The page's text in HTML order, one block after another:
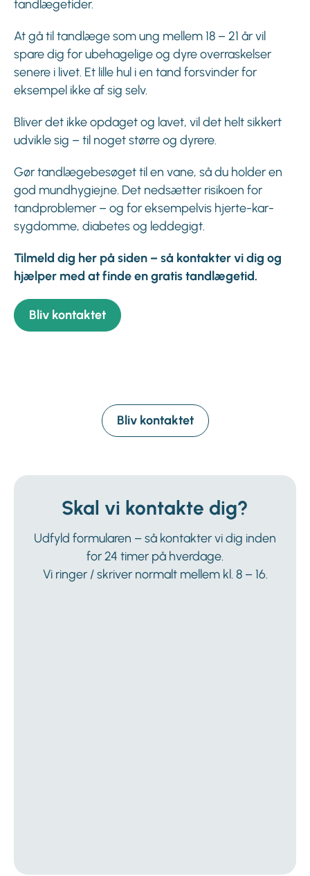
tandlægetider.
At gå til tandlæge som ung mellem 18 – 21 år vil
spare dig for ubehagelige og dyre overraskelser
senere i livet. Et lille hul i en tand forsvinder for
eksempel ikke af sig selv.
Bliver det ikke opdaget og lavet, vil det helt sikkert
udvikle sig – til noget større og dyrere.
Gør tandlægebesøget til en vane, så du holder en
god mundhygiejne. Det nedsætter risikoen for
tandproblemer – og for eksempelvis hjerte-kar-
sygdomme, diabetes og leddegigt.
Tilmeld dig her på siden – så kontakter vi dig og
hjælper med at finde en gratis tandlægetid.
Bliv kontaktet
Bliv kontaktet
Skal vi kontakte dig?
Udfyld formularen – så kontakter vi dig inden
for 24 timer på hverdage.
Vi ringer / skriver normalt mellem kl. 8 – 16.